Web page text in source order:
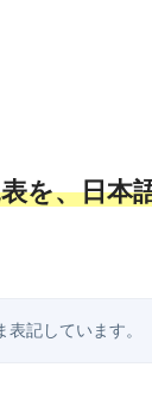
を、日本
記しています。